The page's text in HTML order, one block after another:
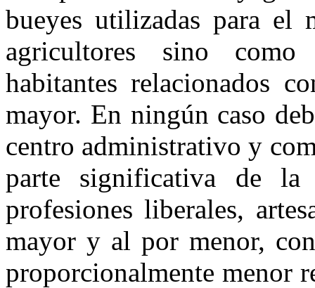
bueyes utilizadas para
agricultores sino
habitantes relacionados
mayor. En ningún caso
centro administrativo y
parte significativa de la
profesiones liberales,
mayor y al por menor,
proporcionalmente menor